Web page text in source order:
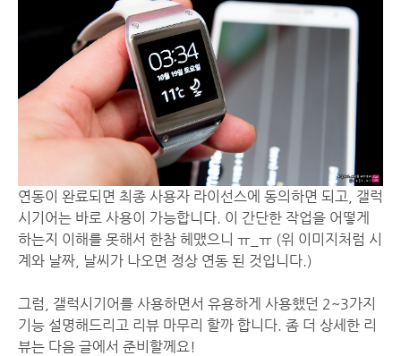
연동이 완료되면 최종 사용자 라이선스에 동의하면 되고, 갤럭
시기어는 바로 사용이 가능합니다. 이 간단한 작업을 어떻게
하는지 이해를 못해서 한참 헤맸으니 ㅠ_ㅠ (위 이미지처럼 시
계와 날짜, 날씨가 나오면 정상 연동 된 것입니다.)
그럼, 갤럭시기어를 사용하면서 유용하게 사용했던 2~3가지
기능 설명해드리고 리뷰 마무리 할까 합니다. 좀 더 상세한 리
뷰는 다음 글에서 준비할께요!